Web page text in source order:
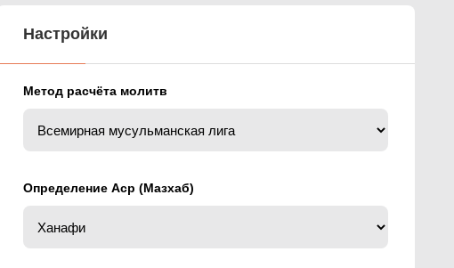
Настройки
Метод расчёта молитв
Определение Аср (Мазхаб)